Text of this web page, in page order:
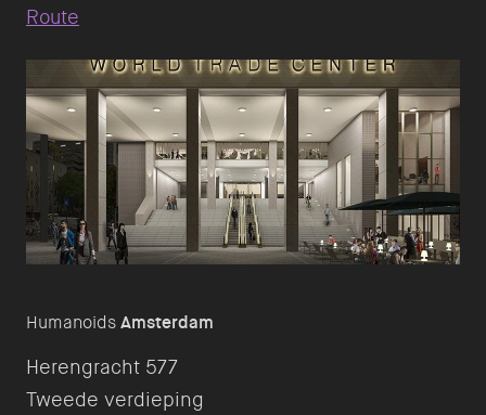
Route
HumanoidsAmsterdam
Herengracht 577
Tweede verdieping